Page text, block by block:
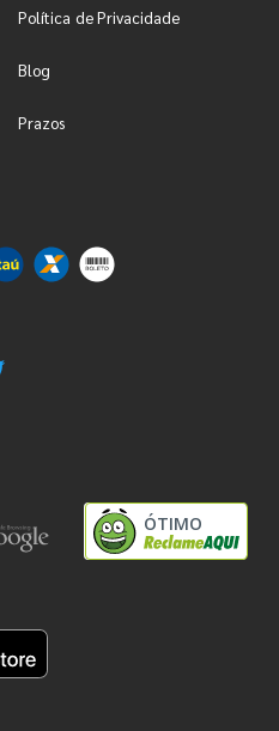
Política de Privacidade
Blog
Prazos
ÓTIMO